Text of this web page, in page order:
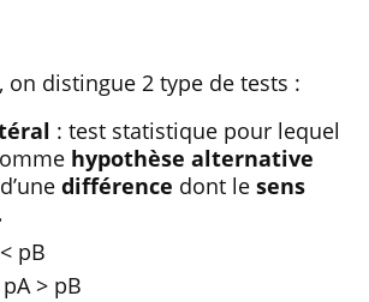
on distingue 2 type de tests :
: test statistique pour lequel
hypothèse alternative
différence dont lesens
< pB
> pB